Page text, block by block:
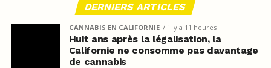
DERNIERS ARTICLES
CANNABIS EN CALIFORNIE il y a 11 heures
Huit ans après la légalisation, la
Californie ne consomme pas davantage
de cannabis